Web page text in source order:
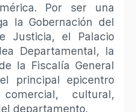
Por ser una
la Gobernación del
Justicia, el Palacio
Departamental, la
la Fiscalía General
principal epicentro
cultural,
departamento.